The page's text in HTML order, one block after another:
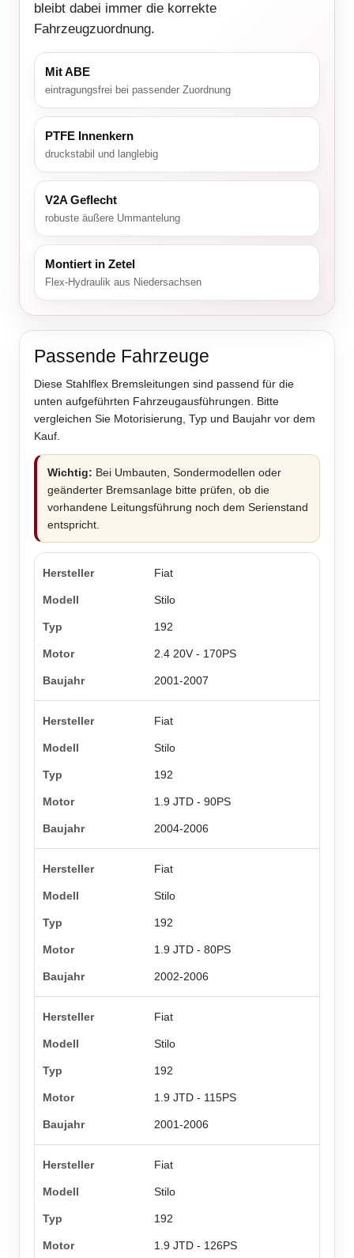
bleibt dabei immer die korrekte
Fahrzeugzuordnung.
Mit ABE
eintragungsfrei bei passender Zuordnung
PTFE Innenkern
druckstabil und langlebig
V2A Geflecht
robuste äußere Ummantelung
Montiert in Zetel
Flex-Hydraulik aus Niedersachsen
Passende Fahrzeuge
Diese Stahlflex Bremsleitungen sind passend für die
unten aufgeführten Fahrzeugausführungen. Bitte
vergleichen Sie Motorisierung, Typ und Baujahr vor dem
Kauf.
Wichtig: Bei Umbauten, Sondermodellen oder
geänderter Bremsanlage bitte prüfen, ob die
vorhandene Leitungsführung noch dem Serienstand
entspricht.
Fiat
Stilo
192
2.4 20V - 170PS
2001-2007
Fiat
Stilo
192
1.9 JTD - 90PS
2004-2006
Fiat
Stilo
192
1.9 JTD - 80PS
2002-2006
Fiat
Stilo
192
1.9 JTD - 115PS
2001-2006
Fiat
Stilo
192
1.9 JTD - 126PS